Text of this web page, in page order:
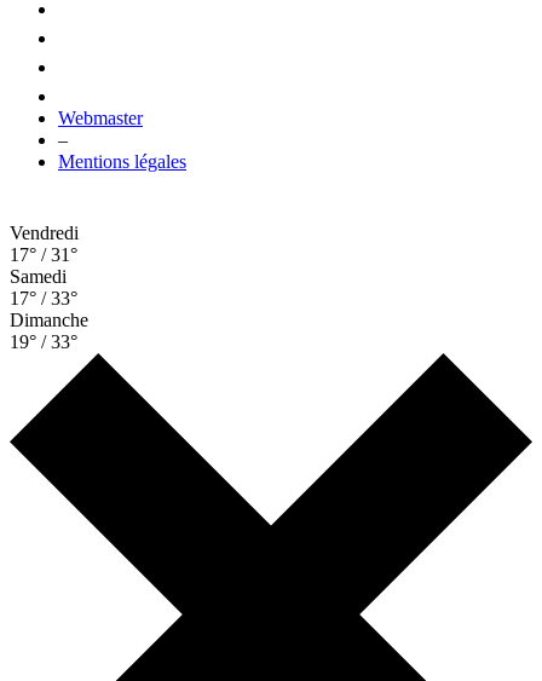
Webmaster
–
Mentions légales
Vendredi
17° / 31°
Samedi
17° / 33°
Dimanche
19° / 33°